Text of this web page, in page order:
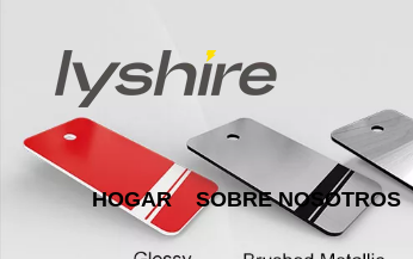
HOGAR SOBRE NOSOTROS